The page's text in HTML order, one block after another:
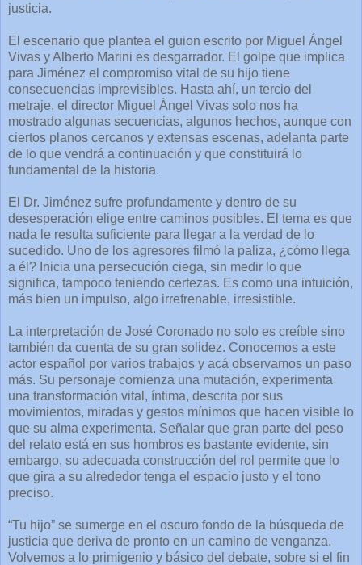
justicia.
El escenario que plantea el guion escrito por Miguel Ángel
Vivas y Alberto Marini es desgarrador. El golpe que implica
para Jiménez el compromiso vital de su hijo tiene
consecuencias imprevisibles. Hasta ahí, un tercio del
metraje, el director Miguel Ángel Vivas solo nos ha
mostrado algunas secuencias, algunos hechos, aunque con
ciertos planos cercanos y extensas escenas, adelanta parte
de lo que vendrá a continuación y que constituirá lo
fundamental de la historia.
El Dr. Jiménez sufre profundamente y dentro de su
desesperación elige entre caminos posibles. El tema es que
nada le resulta suficiente para llegar a la verdad de lo
sucedido. Uno de los agresores filmó la paliza, ¿cómo llega
a él? Inicia una persecución ciega, sin medir lo que
significa, tampoco teniendo certezas. Es como una intuición,
más bien un impulso, algo irrefrenable, irresistible.
La interpretación de José Coronado no solo es creíble sino
también da cuenta de su gran solidez. Conocemos a este
actor español por varios trabajos y acá observamos un paso
más. Su personaje comienza una mutación, experimenta
una transformación vital, íntima, descrita por sus
movimientos, miradas y gestos mínimos que hacen visible lo
que su alma experimenta. Señalar que gran parte del peso
del relato está en sus hombros es bastante evidente, sin
embargo, su adecuada construcción del rol permite que lo
que gira a su alrededor tenga el espacio justo y el tono
preciso.
“Tu hijo” se sumerge en el oscuro fondo de la búsqueda de
justicia que deriva de pronto en un camino de venganza.
Volvemos a lo primigenio y básico del debate, sobre si el fin